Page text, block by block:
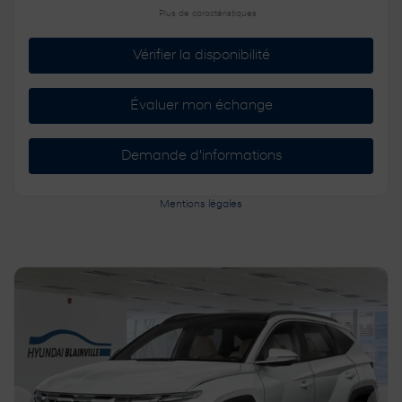
Plus de caractéristiques
Vérifier la disponibilité
Évaluer mon échange
Demande d'informations
Mentions légales